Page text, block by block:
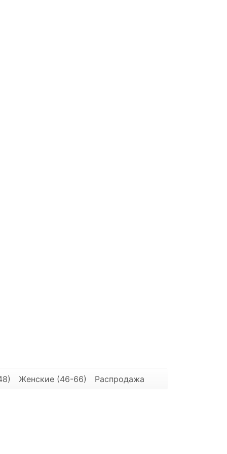
Женские (46-66) Распродажа